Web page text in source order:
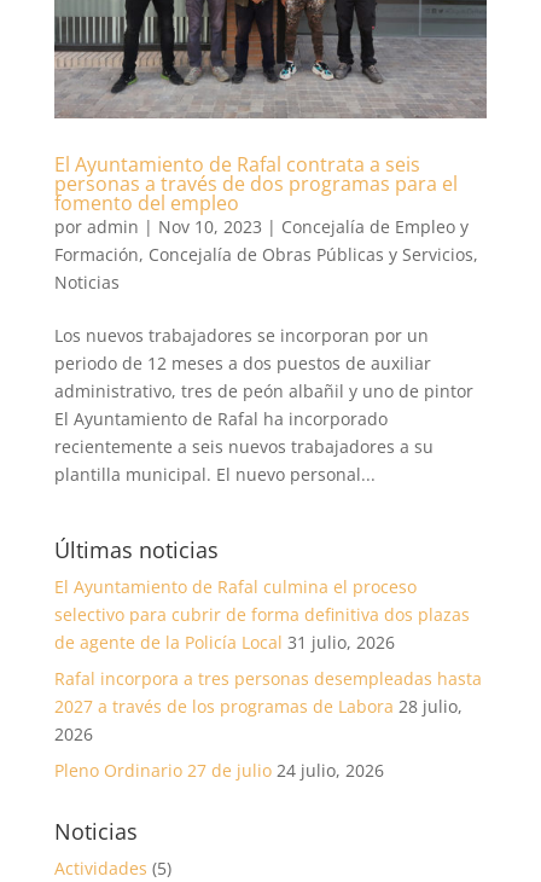
El Ayuntamiento de Rafal contrata a seis
personas a través de dos programas para el
fomento del empleo
por admin | Nov 10, 2023 | Concejalía de Empleo y
Formación, Concejalía de Obras Públicas y Servicios,
Noticias
Los nuevos trabajadores se incorporan por un
periodo de 12 meses a dos puestos de auxiliar
administrativo, tres de peón albañil y uno de pintor
El Ayuntamiento de Rafal ha incorporado
recientemente a seis nuevos trabajadores a su
plantilla municipal. El nuevo personal...
Últimas noticias
El Ayuntamiento de Rafal culmina el proceso
selectivo para cubrir de forma definitiva dos plazas
de agente de la Policía Local 31 julio, 2026
Rafal incorpora a tres personas desempleadas hasta
2027 a través de los programas de Labora 28 julio,
2026
Pleno Ordinario 27 de julio 24 julio, 2026
Noticias
Actividades (5)